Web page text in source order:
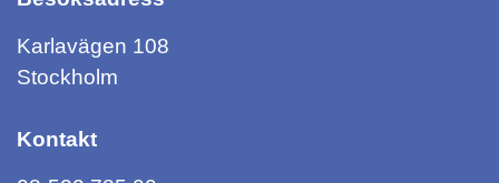
Karlavägen 108
Stockholm
Kontakt